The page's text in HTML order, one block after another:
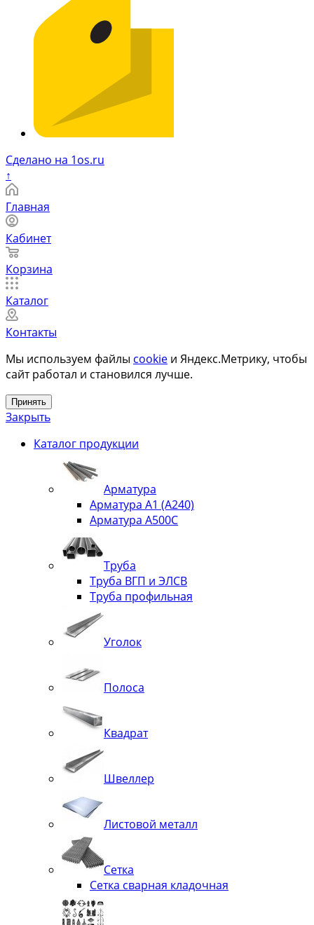
Сделано на 1os.ru
↑
Главная
Кабинет
Корзина
Каталог
Контакты
Мы используем файлы cookie и Яндекс.Метрику, чтобы
сайт работал и становился лучше.
Принять
Закрыть
Каталог продукции
Арматура
Арматура А1 (А240)
Арматура А500С
Труба
Труба ВГП и ЭЛСВ
Труба профильная
Уголок
Полоса
Квадрат
Швеллер
Листовой металл
Сетка
Сетка сварная кладочная